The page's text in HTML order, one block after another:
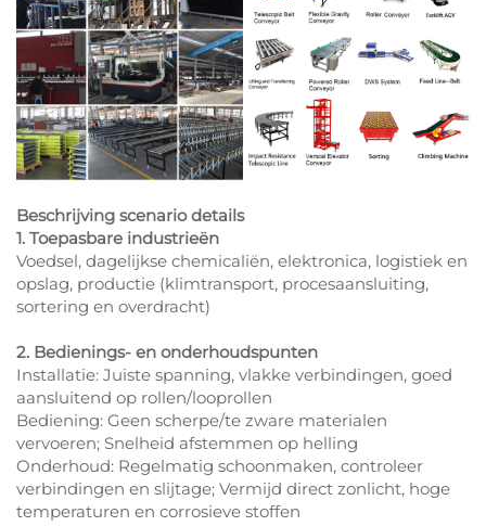
Beschrijving scenario details
1. Toepasbare industrieën
Voedsel, dagelijkse chemicaliën, elektronica, logistiek en
opslag, productie (klimtransport, procesaansluiting,
sortering en overdracht)
2. Bedienings- en onderhoudspunten
Installatie: Juiste spanning, vlakke verbindingen, goed
aansluitend op rollen/looprollen
Bediening: Geen scherpe/te zware materialen
vervoeren; Snelheid afstemmen op helling
Onderhoud: Regelmatig schoonmaken, controleer
verbindingen en slijtage; Vermijd direct zonlicht, hoge
temperaturen en corrosieve stoffen